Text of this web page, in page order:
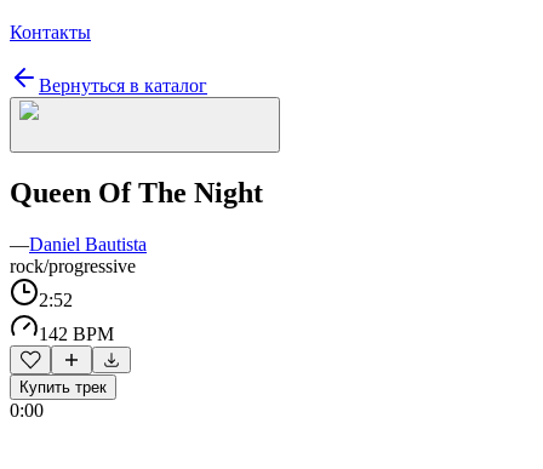
Контакты
Вернуться в каталог
Queen Of The Night
—Daniel Bautista
rock/progressive
2:52
142 BPM
Купить трек
0:00